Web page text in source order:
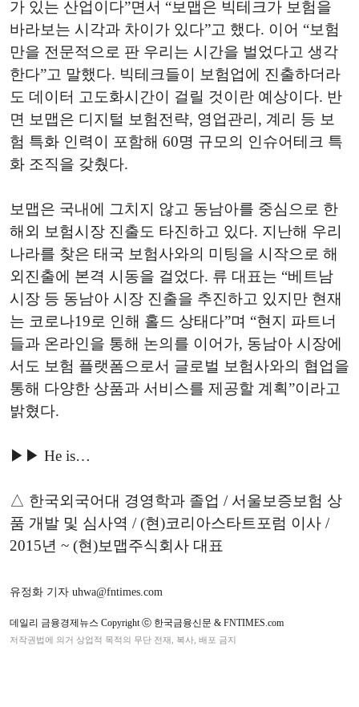
가 있는 산업이다”면서 “보맵은 빅테크가 보험을
바라보는 시각과 차이가 있다”고 했다. 이어 “보험
만을 전문적으로 판 우리는 시간을 벌었다고 생각
한다”고 말했다. 빅테크들이 보험업에 진출하더라
도 데이터 고도화시간이 걸릴 것이란 예상이다. 반
면 보맵은 디지털 보험전략, 영업관리, 계리 등 보
험 특화 인력이 포함해 60명 규모의 인슈어테크 특
화 조직을 갖췄다.
보맵은 국내에 그치지 않고 동남아를 중심으로 한
해외 보험시장 진출도 타진하고 있다. 지난해 우리
나라를 찾은 태국 보험사와의 미팅을 시작으로 해
외진출에 본격 시동을 걸었다. 류 대표는 “베트남
시장 등 동남아 시장 진출을 추진하고 있지만 현재
는 코로나19로 인해 홀드 상태다”며 “현지 파트너
들과 온라인을 통해 논의를 이어가, 동남아 시장에
서도 보험 플랫폼으로서 글로벌 보험사와의 협업을
통해 다양한 상품과 서비스를 제공할 계획”이라고
밝혔다.
▶▶ He is…
△ 한국외국어대 경영학과 졸업 / 서울보증보험 상
품 개발 및 심사역 / (현)코리아스타트포럼 이사 /
2015년 ~ (현)보맵주식회사 대표
유정화 기자 uhwa@fntimes.com
데일리 금융경제뉴스 Copyright ⓒ 한국금융신문 & FNTIMES.com
저작권법에 의거 상업적 목적의 무단 전재, 복사, 배포 금지